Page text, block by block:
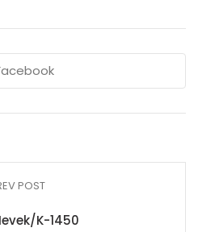
POST
K-1450